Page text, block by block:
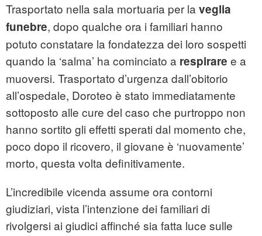
Trasportato nella sala mortuaria per la veglia
funebre, dopo qualche ora i familiari hanno
potuto constatare la fondatezza dei loro sospetti
quando la ‘salma’ ha cominciato a respirare e a
muoversi. Trasportato d’urgenza dall’obitorio
all’ospedale, Doroteo è stato immediatamente
sottoposto alle cure del caso che purtroppo non
hanno sortito gli effetti sperati dal momento che,
poco dopo il ricovero, il giovane è ‘nuovamente’
morto, questa volta definitivamente.
L’incredibile vicenda assume ora contorni
giudiziari, vista l’intenzione dei familiari di
rivolgersi ai giudici affinché sia fatta luce sulle